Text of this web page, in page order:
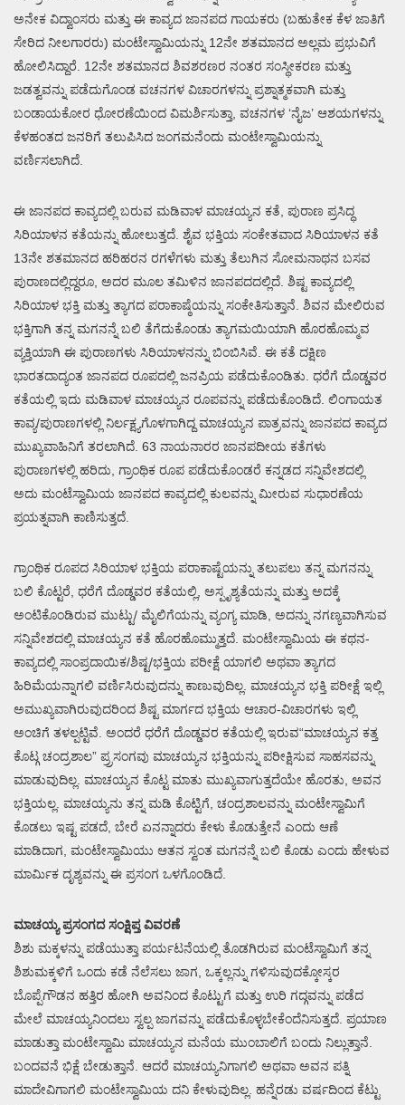
ಅನೇಕ ವಿದ್ವಾಂಸರು ಮತ್ತು ಈ ಕಾವ್ಯದ ಜಾನಪದ ಗಾಯಕರು (ಬಹುತೇಕ ಕೆಳ ಜಾತಿಗೆ
ಸೇರಿದ ನೀಲಗಾರರು) ಮಂಟೇಸ್ವಾಮಿಯನ್ನು 12ನೇ ಶತಮಾನದ ಅಲ್ಲಮ ಪ್ರಭುವಿಗೆ
ಹೋಲಿಸಿದ್ದಾರೆ. 12ನೇ ಶತಮಾನದ ಶಿವಶರಣರ ನಂತರ ಸಂಸ್ಥೀಕರಣ ಮತ್ತು
ಜಡತ್ವವನ್ನು ಪಡೆದುಗೊಂಡ ವಚನಗಳ ವಿಚಾರಗಳನ್ನು ಪ್ರಶ್ನಾತ್ಮಕವಾಗಿ ಮತ್ತು
ಬಂಡಾಯಕೋರ ಧೋರಣೆಯಿಂದ ವಿಮರ್ಶಿಸುತ್ತಾ, ವಚನಗಳ ‘ನೈಜ’ ಆಶಯಗಳನ್ನು
ಕೆಳಹಂತದ ಜನರಿಗೆ ತಲುಪಿಸಿದ ಜಂಗಮನೆಂದು ಮಂಟೇಸ್ವಾಮಿಯನ್ನು
ವರ್ಣಿಸಲಾಗಿದೆ.
ಈ ಜಾನಪದ ಕಾವ್ಯದಲ್ಲಿ ಬರುವ ಮಡಿವಾಳ ಮಾಚಯ್ಯನ ಕತೆ, ಪುರಾಣ ಪ್ರಸಿದ್ಧ
ಸಿರಿಯಾಳನ ಕತೆಯನ್ನು ಹೋಲುತ್ತದೆ. ಶೈವ ಭಕ್ತಿಯ ಸಂಕೇತವಾದ ಸಿರಿಯಾಳನ ಕತೆ
13ನೇ ಶತಮಾನದ ಹರಿಹರನ ರಗಳೆಗಳು ಮತ್ತು ತೆಲುಗಿನ ಸೋಮನಾಥನ ಬಸವ
ಪುರಾಣದಲ್ಲಿದ್ದರೂ, ಅದರ ಮೂಲ ತಮಿಳಿನ ಜಾನಪದದಲ್ಲಿದೆ. ಶಿಷ್ಟ ಕಾವ್ಯದಲ್ಲಿ
ಸಿರಿಯಾಳ ಭಕ್ತಿ ಮತ್ತು ತ್ಯಾಗದ ಪರಾಕಾಷ್ಠೆಯನ್ನು ಸಂಕೇತಿಸುತ್ತಾನೆ. ಶಿವನ ಮೇಲಿರುವ
ಭಕ್ತಿಗಾಗಿ ತನ್ನ ಮಗನನ್ನೆ ಬಲಿ ತೆಗೆದುಕೊಂಡು ತ್ಯಾಗಮಯಿಯಾಗಿ ಹೊರಹೊಮ್ಮವ
ವ್ಯಕ್ತಿಯಾಗಿ ಈ ಪುರಾಣಗಳು ಸಿರಿಯಾಳನನ್ನು ಬಿಂಬಿಸಿವೆ. ಈ ಕತೆ ದಕ್ಷಿಣ
ಭಾರತದಾದ್ಯಂತ ಜಾನಪದ ರೂಪದಲ್ಲಿ ಜನಪ್ರಿಯ ಪಡೆದುಕೊಂಡಿತು. ಧರೆಗೆ ದೊಡ್ಡವರ
ಕತೆಯಲ್ಲಿ ಇದು ಮಡಿವಾಳ ಮಾಚಯ್ಯನ ರೂಪವನ್ನು ಪಡೆದುಕೊಂಡಿದೆ. ಲಿಂಗಾಯತ
ಕಾವ್ಯ/ಪುರಾಣಗಳಲ್ಲಿ ನಿರ್ಲಕ್ಷ್ಯಗೊಳಗಾಗಿದ್ದ ಮಾಚಯ್ಯನ ಪಾತ್ರವನ್ನು ಜಾನಪದ ಕಾವ್ಯದ
ಮುಖ್ಯವಾಹಿನಿಗೆ ತರಲಾಗಿದೆ. 63 ನಾಯನಾರರ ಜಾನಪದೀಯ ಕತೆಗಳು
ಪುರಾಣಗಳಲ್ಲಿ ಹರಿದು, ಗ್ರಾಂಥಿಕ ರೂಪ ಪಡೆದುಕೊಂಡರೆ ಕನ್ನಡದ ಸನ್ನಿವೇಶದಲ್ಲಿ
ಅದು ಮಂಟೆಸ್ವಾಮಿಯ ಜಾನಪದ ಕಾವ್ಯದಲ್ಲಿ ಕುಲವನ್ನು ಮೀರುವ ಸುಧಾರಣೆಯ
ಪ್ರಯತ್ನವಾಗಿ ಕಾಣಿಸುತ್ತದೆ.
ಗ್ರಾಂಥಿಕ ರೂಪದ ಸಿರಿಯಾಳ ಭಕ್ತಿಯ ಪರಾಕಾಷ್ಟೆಯನ್ನು ತಲುಪಲು ತನ್ನ ಮಗನನ್ನು
ಬಲಿ ಕೊಟ್ಟರೆ, ಧರೆಗೆ ದೊಡ್ಡವರ ಕತೆಯಲ್ಲಿ, ಅಸ್ಪೃಶ್ಯತೆಯನ್ನು ಮತ್ತು ಅದಕ್ಕೆ
ಅಂಟಿಕೊಂಡಿರುವ ಮುಟ್ಟು/ ಮೈಲಿಗೆಯನ್ನು ವ್ಯಂಗ್ಯ ಮಾಡಿ, ಅದನ್ನು ನಗಣ್ಯವಾಗಿಸುವ
ಸನ್ನಿವೇಶದಲ್ಲಿ ಮಾಚಯ್ಯನ ಕತೆ ಹೊರಹೊಮ್ಮುತ್ತದೆ. ಮಂಟೇಸ್ವಾಮಿಯ ಈ ಕಥನ-
ಕಾವ್ಯದಲ್ಲಿ ಸಾಂಪ್ರದಾಯಿಕ/ಶಿಷ್ಟ/ಭಕ್ತಿಯ ಪರೀಕ್ಷೆ ಯಾಗಲಿ ಅಥವಾ ತ್ಯಾಗದ
ಹಿರಿಮೆಯನ್ನಾಗಲಿ ವರ್ಣಿಸಿರುವುದನ್ನು ಕಾಣುವುದಿಲ್ಲ. ಮಾಚಯ್ಯನ ಭಕ್ತಿ ಪರೀಕ್ಷೆ ಇಲ್ಲಿ
ಅಮುಖ್ಯವಾಗಿರುವುದರಿಂದ ಶಿಷ್ಟ ಮಾರ್ಗದ ಭಕ್ತಿಯ ಆಚಾರ-ವಿಚಾರಗಳು ಇಲ್ಲಿ
ಅಂಚಿಗೆ ತಳಲ್ಪಟ್ಟಿವೆ. ಅಂದರೆ ಧರೆಗೆ ದೊಡ್ಡವರ ಕತೆಯಲ್ಲಿ ಇರುವ“ಮಾಚಯ್ಯನ ಕತ್ತ
ಕೊಟ್ಗ ಚಂದ್ರಶಾಲ” ಪ್ರ್ರಸಂಗವು ಮಾಚಯ್ಯನ ಭಕ್ತಿಯನ್ನು ಪರೀಕ್ಷಿಸುವ ಸಾಹಸವನ್ನು
ಮಾಡುವುದಿಲ್ಲ. ಮಾಚಯ್ಯನ ಕೊಟ್ಟ ಮಾತು ಮುಖ್ಯವಾಗುತ್ತದೆಯೇ ಹೊರತು, ಅವನ
ಭಕ್ತಿಯಲ್ಲ. ಮಾಚಯ್ಯನು ತನ್ನ ಮಡಿ ಕೊಟ್ಟಿಗೆ, ಚಂದ್ರಶಾಲವನ್ನು ಮಂಟೇಸ್ವಾಮಿಗೆ
ಕೊಡಲು ಇಷ್ಟ ಪಡದೆ, ಬೇರೆ ಏನನ್ನಾದರು ಕೇಳು ಕೊಡುತ್ತೇನೆ ಎಂದು ಆಣೆ
ಮಾಡಿದಾಗ, ಮಂಟೇಸ್ವಾಮಿಯು ಆತನ ಸ್ವಂತ ಮಗನನ್ನೆ ಬಲಿ ಕೊಡು ಎಂದು ಹೇಳುವ
ಮಾರ್ಮಿಕ ದೃಶ್ಯವನ್ನು ಈ ಪ್ರಸಂಗ ಒಳಗೊಂಡಿದೆ.
ಮಾಚಯ್ಯ ಪ್ರಸಂಗದ ಸಂಕ್ಷಿಪ್ತ ವಿವರಣೆ
ಶಿಶು ಮಕ್ಕಳನ್ನು ಪಡೆಯುತ್ತಾ ಪರ್ಯಟನೆಯಲ್ಲಿ ತೊಡಗಿರುವ ಮಂಟೆಸ್ವಾಮಿಗೆ ತನ್ನ
ಶಿಶುಮಕ್ಕಳಿಗೆ ಒಂದು ಕಡೆ ನೆಲೆಸಲು ಜಾಗ, ಒಕ್ಕಲ್ಲನ್ನು ಗಳಿಸುವುದಕ್ಕೋಸ್ಕರ
ಬೊಪ್ಪೆಗೌಡನ ಹತ್ತಿರ ಹೋಗಿ ಅವನಿಂದ ಕೊಟ್ಟುಗೆ ಮತ್ತು ಉರಿ ಗದ್ಗವನ್ನು ಪಡೆದ
ಮೇಲೆ ಮಾಚಯ್ಯನಿಂದಲು ಸ್ವಲ್ಪ ಜಾಗವನ್ನು ಪಡೆದುಕೊಳ್ಳಬೇಕೆಂದೆನಿಸುತ್ತದೆ. ಪ್ರಯಾಣ
ಮಾಡುತ್ತಾ ಮಂಟೇಸ್ವಾಮಿ ಮಾಚಯ್ಯನ ಮನೆಯ ಮುಂಬಾಲಿಗೆ ಬಂದು ನಿಲ್ಲುತ್ತಾನೆ.
ಬಂದವನೆ ಭಿಕ್ಷೆ ಬೇಡುತ್ತಾನೆ. ಆದರೆ ಮಾಚಯ್ಯನಿಗಾಗಲಿ ಅಥವಾ ಅವನ ಪತ್ನಿ
ಮಾದೇವಿಗಾಗಲಿ ಮಂಟೇಸ್ವಾಮಿಯ ದನಿ ಕೇಳುವುದಿಲ್ಲ. ಹನ್ನೆರಡು ವರ್ಷದಿಂದ ಕೆಟ್ಟು